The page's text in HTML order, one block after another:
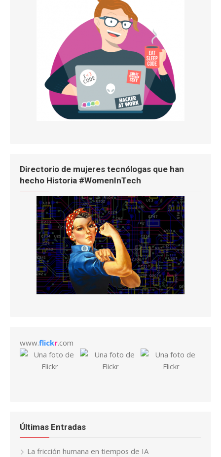
Directorio de mujeres tecnólogas que han
hecho Historia #WomenInTech
www.flickr.com
Últimas Entradas
La fricción humana en tiempos de IA